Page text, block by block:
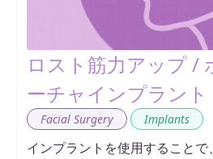
ロスト筋力アップ /
ーチャインプラント
Facial Surgery Implants
インプラントを使用すること